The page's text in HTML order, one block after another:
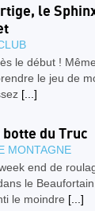
le
le début !
le jeu de
[...]
du Truc
MONTAGNE
end de
le
le moindre [...]